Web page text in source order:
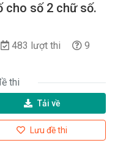
cho số 2 chữ số.
483 lượt thi
9
thi
Tải về
Lưu đề thi